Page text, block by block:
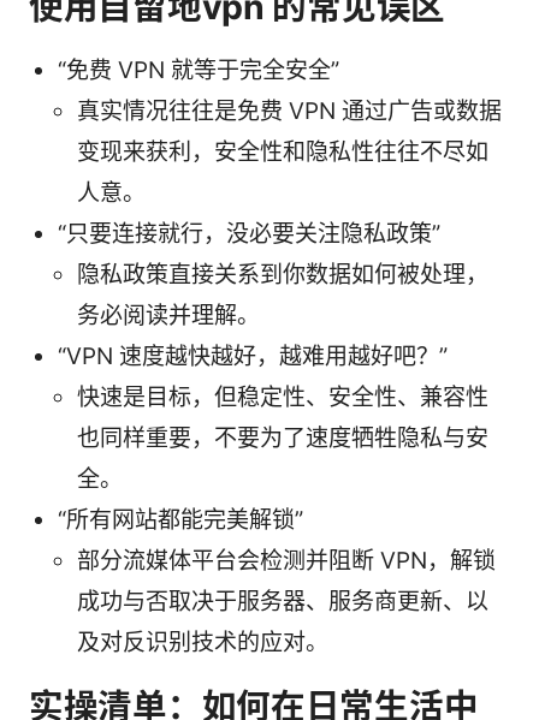
“免费 VPN 就等于完全安全”
真实情况往往是免费 VPN 通过广告或数据
变现来获利，安全性和隐私性往往不尽如
人意。
“只要连接就行，没必要关注隐私政策”
隐私政策直接关系到你数据如何被处理，
务必阅读并理解。
“VPN 速度越快越好，越难用越好吧？”
快速是目标，但稳定性、安全性、兼容性
也同样重要，不要为了速度牺牲隐私与安
全。
“所有网站都能完美解锁”
部分流媒体平台会检测并阻断 VPN，解锁
成功与否取决于服务器、服务商更新、以
及对反识别技术的应对。
实操清单：如何在日常生活中